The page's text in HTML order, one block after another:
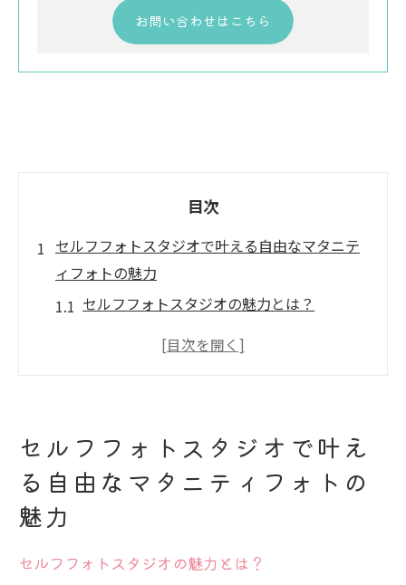
お問い合わせはこちら
目次
セルフフォトスタジオで叶える自由なマタニテ
ィフォトの魅力
セルフフォトスタジオの魅力とは？
個性を引き出すマタニティフォトの秘訣
セルフフォトスタジオで感じる特別なひと
とき
妊娠中の特別な瞬間をセルフフォトスタジオで
大切な瞬間を逃さない撮影の工夫
セルフフォトスタジオで叶え
る自由なマタニティフォトの
魅力
セルフフォトスタジオの魅力とは？